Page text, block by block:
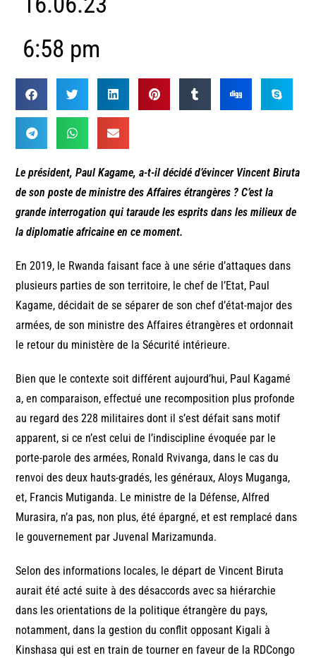
6:58 pm
Le président, Paul Kagame, a-t-il décidé d’évincer Vincent Biruta
de son poste de ministre des Affaires étrangères ? C’est la
grande interrogation qui taraude les esprits dans les milieux de
la diplomatie africaine en ce moment.
En 2019, le Rwanda faisant face à une série d’attaques dans
plusieurs parties de son territoire, le chef de l’Etat, Paul
Kagame, décidait de se séparer de son chef d’état-major des
armées, de son ministre des Affaires étrangères et ordonnait
le retour du ministère de la Sécurité intérieure.
Bien que le contexte soit différent aujourd’hui, Paul Kagamé
a, en comparaison, effectué une recomposition plus profonde
au regard des 228 militaires dont il s’est défait sans motif
apparent, si ce n’est celui de l’indiscipline évoquée par le
porte-parole des armées, Ronald Rvivanga, dans le cas du
renvoi des deux hauts-gradés, les généraux, Aloys Muganga,
et, Francis Mutiganda. Le ministre de la Défense, Alfred
Murasira, n’a pas, non plus, été épargné, et est remplacé dans
le gouvernement par Juvenal Marizamunda.
Selon des informations locales, le départ de Vincent Biruta
aurait été acté suite à des désaccords avec sa hiérarchie
dans les orientations de la politique étrangère du pays,
notamment, dans la gestion du conflit opposant Kigali à
Kinshasa qui est en train de tourner en faveur de la RDCongo